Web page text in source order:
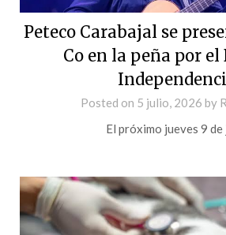
Peteco Carabajal se
Co en la peña por el
Posted on 5 julio, 2026 by
El próximo jueves 9